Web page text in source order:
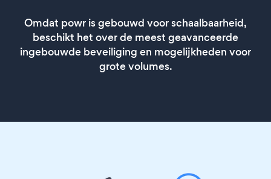
Omdat powr is gebouwd voor schaalbaarheid,
beschikt het over de meest geavanceerde
ingebouwde beveiliging en mogelijkheden voor
grote volumes.